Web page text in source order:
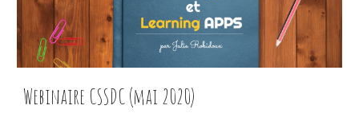
Webinaire CSSDC (mai 2020)